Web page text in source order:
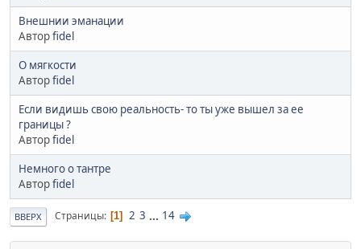
Внешнии эманации
Авторfidel
О мягкости
Авторfidel
Если видишь свою реальность- то ты уже вышел за ее
границы ?
Авторfidel
Немного о тантре
Авторfidel
ВВЕРХ Страницы 1 2 3 ... 14